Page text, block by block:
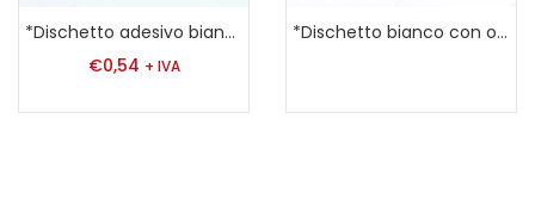
*Dischetto adesivo bianco con gancio
€0,54 + IVA
*Dischetto bianco con occhiello